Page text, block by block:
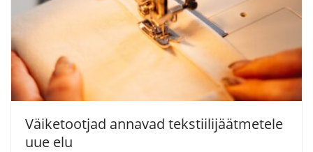
Väiketootjad annavad tekstiilijäätmetele
uue elu